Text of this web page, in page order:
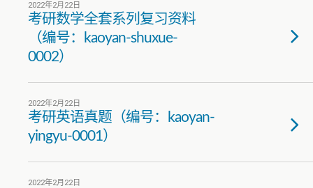
2022年2月22日
考研数学全套系列复习资料
（编号：kaoyan-shuxue-
0002）
2022年2月22日
考研英语真题（编号：kaoyan-
yingyu-0001）
2022年2月22日